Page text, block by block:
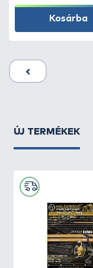
Kosárba
ÚJ TERMÉKEK